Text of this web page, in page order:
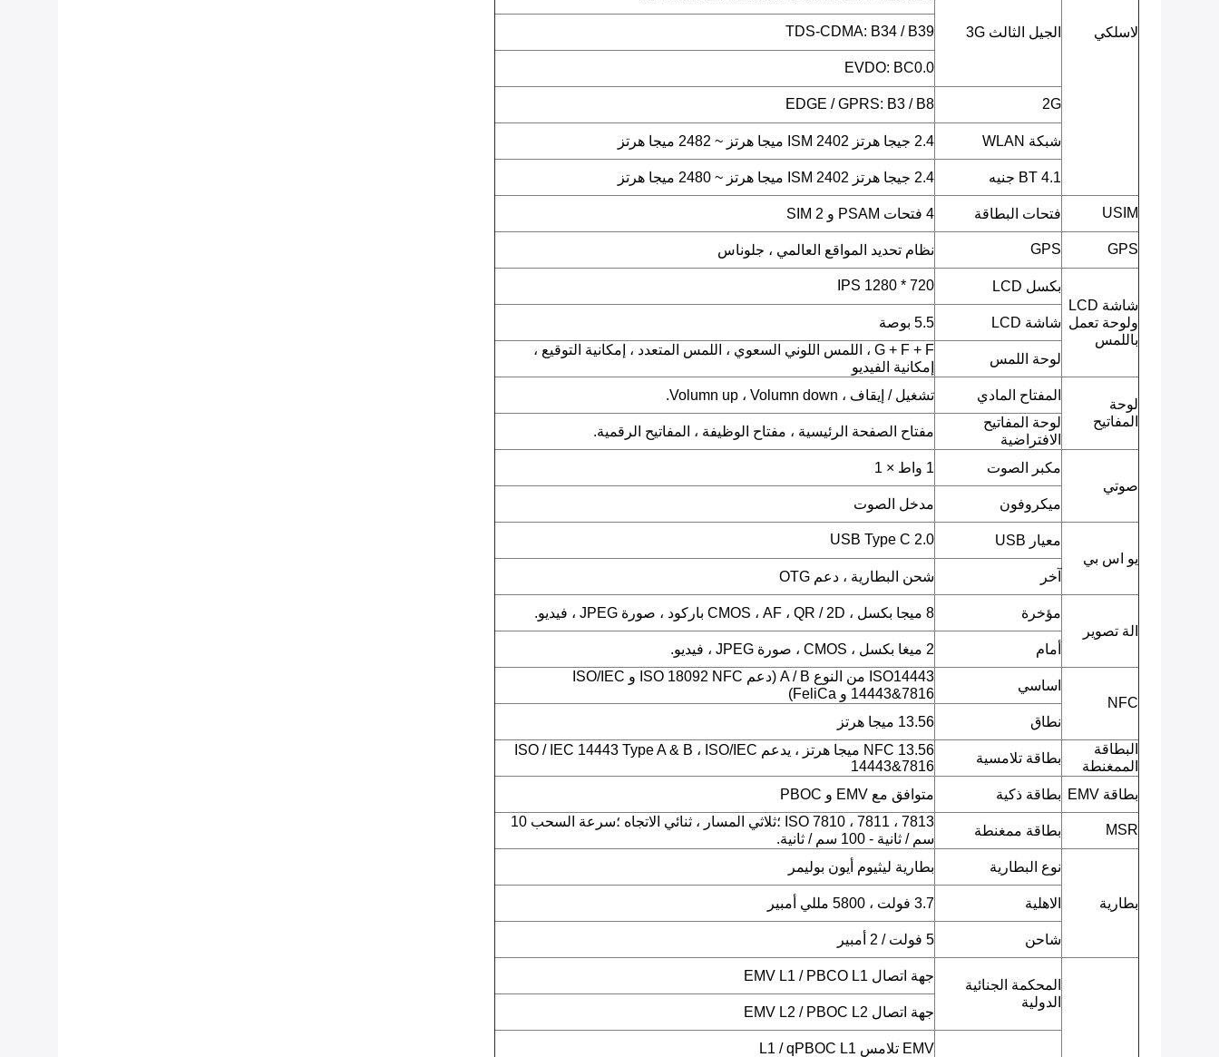
لاسلكي الجيل الثالث 3G TDS-CDMA: B34 / B39
EVDO: BC0.0
2G
EDGE / GPRS: B3 / B8
شبكة WLAN 2.4 جيجا هرتز ISM 2402 ميجا هرتز ~ 2482 ميجا هرتز
BT 4.1 جنيه 2.4 جيجا هرتز ISM 2402 ميجا هرتز ~ 2480 ميجا هرتز
USIM فتحات البطاقة 4 فتحات PSAM و 2 SIM
GPS
GPS نظام تحديد المواقع العالمي ، جلوناس
شاشة LCD
ولوحة تعمل
باللمس
بكسل LCD 720 * 1280 IPS
شاشة LCD 5.5 بوصة
لوحة اللمس
G + F + F ، اللمس اللوني السعوي ، اللمس المتعدد ، إمكانية التوقيع ،
إمكانية الفيديو
لوحة
المفاتيح
المفتاح المادي
تشغيل / إيقاف ، Volumn up ، Volumn down.
لوحة المفاتيح
الافتراضية
مفتاح الصفحة الرئيسية ، مفتاح الوظيفة ، المفاتيح الرقمية.
صوتي
مكبر الصوت 1 واط × 1
ميكروفون مدخل الصوت
يو اس بي
معيار USB USB Type C 2.0
آخر شحن البطارية ، دعم OTG
الة تصوير
مؤخرة 8 ميجا بكسل ، CMOS ، AF ، QR / 2D باركود ، صورة JPEG ، فيديو.
أمام 2 ميغا بكسل ، CMOS ، صورة JPEG ، فيديو.
NFC
اساسي
ISO14443 من النوع A / B (دعم ISO 18092 NFC و ISO/IEC
14443&7816 و FeliCa)
نطاق
13.56 ميجا هرتز
البطاقة
الممغنطة
بطاقة تلامسية
NFC 13.56 ميجا هرتز ، يدعم ISO / IEC 14443 Type A & B ، ISO/IEC
14443&7816
بطاقة EMV
بطاقة ذكية متوافق مع EMV و PBOC
MSR بطاقة ممغنطة
ISO 7810 ، 7811 ، 7813 ؛ثلاثي المسار ، ثنائي الاتجاه ؛سرعة السحب 10
سم / ثانية - 100 سم / ثانية.
بطارية
نوع البطارية بطارية ليثيوم أيون بوليمر
الاهلية 3.7 فولت ، 5800 مللي أمبير
شاحن 5 فولت / 2 أمبير
المحكمة الجنائية
الدولية
جهة اتصال EMV L1 / PBCO L1
جهة اتصال EMV L2 / PBOC L2
EMV تلامس L1 / qPBOC L1